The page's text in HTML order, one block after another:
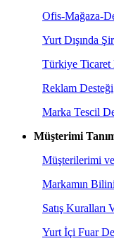
Ofis-Mağaza-
Yurt Dışında
Türkiye Ticaret
Reklam Desteği
Marka Tescil
Müşterimi
Müşterilerimi
Markamın
Satış Kuralları
Yurt İçi Fuar